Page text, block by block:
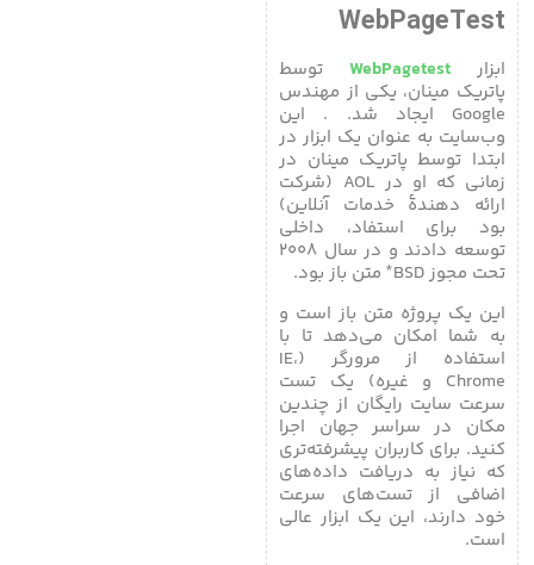
WebPageTest
ابزار WebPagetestتوسط
پاتریک مینان، یکی از مهندس
Google ایجاد شد. . این
وب‌سایت به عنوان یک ابزار در
ابتدا توسط پاتریک مینان در
زمانی که او در AOL (شرکت
ارائه دهندۀ خدمات آنلاین)
بود برای استفاد، داخلی
توسعه دادند و در سال ۲۰۰۸
تحت مجوز BSD
* متن باز بود.
این یک پروژه متن باز است و
به شما امکان می‌دهد تا با
استفاده از مرورگر (IE،
Chrome و غیره) یک تست
سرعت سایت رایگان از چندین
مکان در سراسر جهان اجرا
کنید. برای کاربران پیشرفته‌تری
که نیاز به دریافت داده‌های
اضافی از تست‌های سرعت
خود دارند، این یک ابزار عالی
است.